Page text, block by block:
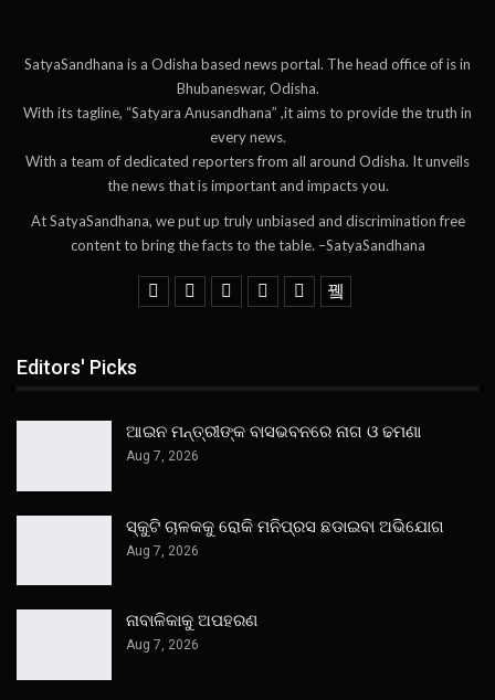
SatyaSandhana is a Odisha based news portal. The head office of is in
Bhubaneswar, Odisha.
With its tagline, “Satyara Anusandhana” ,it aims to provide the truth in
every news.
With a team of dedicated reporters from all around Odisha. It unveils
the news that is important and impacts you.
At SatyaSandhana, we put up truly unbiased and discrimination free
content to bring the facts to the table. –SatyaSandhana
Editors' Picks
ଆଇନ ମନ୍ତ୍ରୀଙ୍କ ବାସଭବନରେ ନାଗ ଓ ଢମଣା
Aug 7, 2026
ସ୍କୁଟି ଚାଳକକୁ ରୋକି ମନିପ୍ରସ ଛଡାଇବା ଅଭିଯୋଗ
Aug 7, 2026
ନାବାଳିକାକୁ ଅପହରଣ
Aug 7, 2026